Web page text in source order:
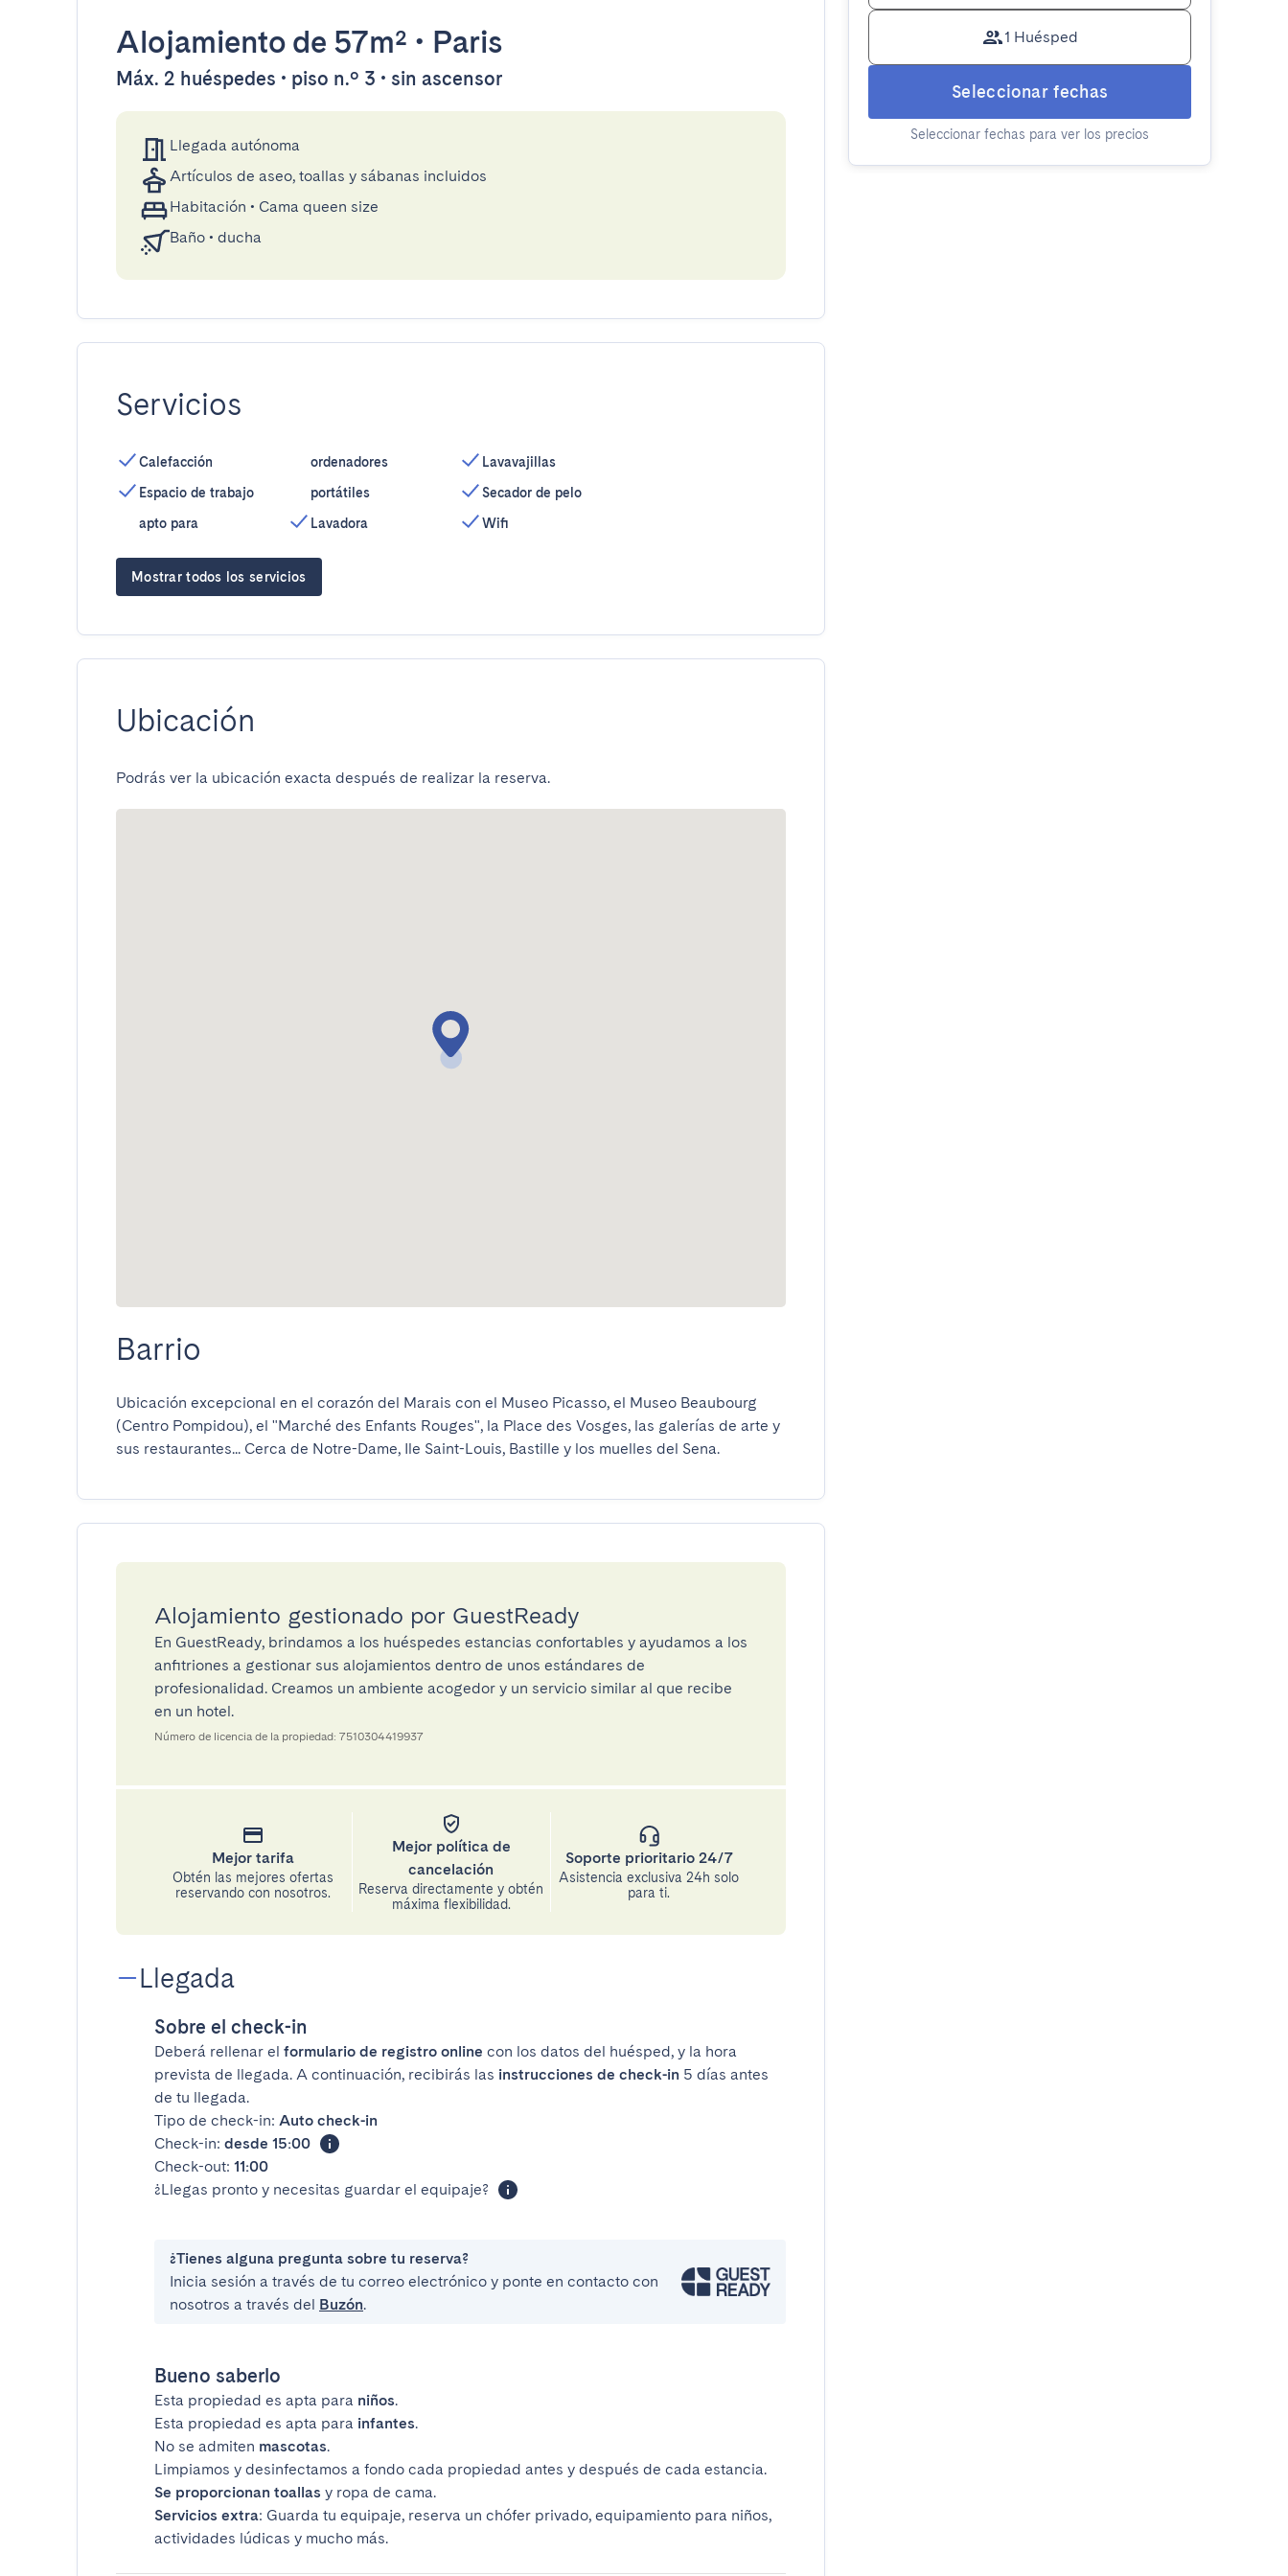
Alojamiento de 57m² • Paris
Máx. 2 huéspedes • piso n.º 3 • sin ascensor
Llegada autónoma
Artículos de aseo, toallas y sábanas incluidos
Habitación • Cama queen size
Baño • ducha
Servicios
Calefacción
Espacio de trabajo
apto para
ordenadores
portátiles
Lavadora
Lavavajillas
Secador de pelo
Wifi
Mostrar todos los servicios
Ubicación
Podrás ver la ubicación exacta después de realizar la reserva.
Barrio
Ubicación excepcional en el corazón del Marais con el Museo Picasso, el Museo Beaubourg
(Centro Pompidou), el "Marché des Enfants Rouges", la Place des Vosges, las galerías de arte y
sus restaurantes... Cerca de Notre-Dame, Ile Saint-Louis, Bastille y los muelles del Sena.
Alojamiento gestionado por GuestReady
En GuestReady, brindamos a los huéspedes estancias confortables y ayudamos a los
anfitriones a gestionar sus alojamientos dentro de unos estándares de
profesionalidad. Creamos un ambiente acogedor y un servicio similar al que recibe
en un hotel.
Número de licencia de la propiedad: 7510304419937
Mejor tarifa
Obtén las mejores ofertas
reservando con nosotros.
Mejor política de
cancelación
Reserva directamente y obtén
máxima flexibilidad.
Soporte prioritario 24/7
Asistencia exclusiva 24h solo
para ti.
Llegada
Sobre el check-in
Deberá rellenar el formulario de registro online con los datos del huésped, y la hora
prevista de llegada. A continuación, recibirás las instrucciones de check-in 5 días antes
de tu llegada.
Tipo de check-in: Auto check-in
Check-in: desde 15:00
Check-out: 11:00
¿Llegas pronto y necesitas guardar el equipaje?
¿Tienes alguna pregunta sobre tu reserva?
Inicia sesión a través de tu correo electrónico y ponte en contacto con
nosotros a través del Buzón.
Bueno saberlo
Esta propiedad es apta para niños.
Esta propiedad es apta para infantes.
No se admiten mascotas.
Limpiamos y desinfectamos a fondo cada propiedad antes y después de cada estancia.
Se proporcionan toallas y ropa de cama.
Servicios extra: Guarda tu equipaje, reserva un chófer privado, equipamiento para niños,
actividades lúdicas y mucho más.
1 Huésped
Seleccionar fechas
Seleccionar fechas para ver los precios